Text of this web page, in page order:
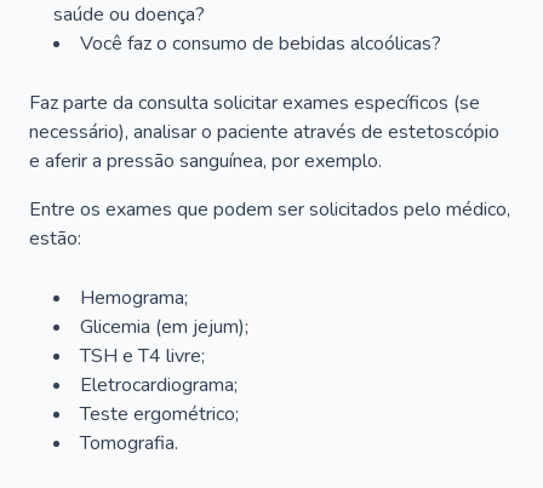
saúde ou doença?
Você faz o consumo de bebidas alcoólicas?
Faz parte da consulta solicitar exames específicos (se
necessário), analisar o paciente através de estetoscópio
e aferir a pressão sanguínea, por exemplo.
Entre os exames que podem ser solicitados pelo médico,
estão:
Hemograma;
Glicemia (em jejum);
TSH e T4 livre;
Eletrocardiograma;
Teste ergométrico;
Tomografia.